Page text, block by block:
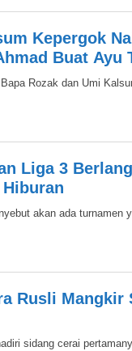
Kepergok
Buat Ayu
Rozak dan Umi
Liga 3
akan ada turnamen
Rusli Mangkir
sidang cerai